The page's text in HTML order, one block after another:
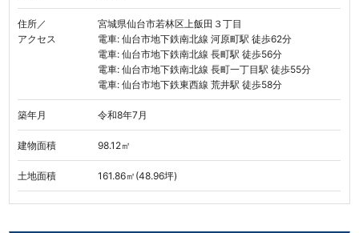
住所／
アクセス
宮城県仙台市若林区上飯田３丁目
電車: 仙台市地下鉄南北線 河原町駅 徒歩62分
電車: 仙台市地下鉄南北線 長町駅 徒歩56分
電車: 仙台市地下鉄南北線 長町一丁目駅 徒歩55分
電車: 仙台市地下鉄東西線 荒井駅 徒歩58分
築年月 令和8年7月
建物面積 98.12㎡
土地面積 161.86㎡(48.96坪)